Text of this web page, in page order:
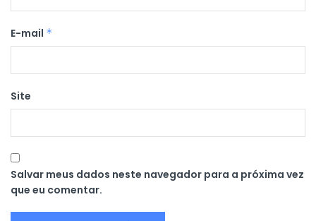
E-mail *
Site
Salvar meus dados neste navegador para a próxima vez
que eu comentar.